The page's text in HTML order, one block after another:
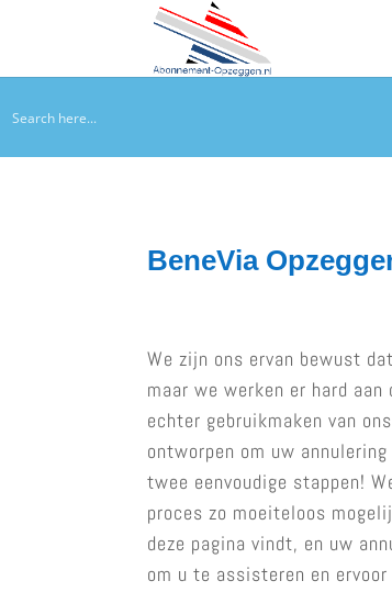
BeneVia
We zijn ons ervan bewust
maar we werken er hard
echter gebruikmaken van
ontworpen om uw
twee eenvoudige stappen!
proces zo moeiteloos
deze pagina vindt, en uw
om u te assisteren en